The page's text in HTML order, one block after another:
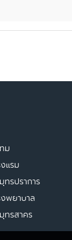
ม
แรม
ทรปราการ
งพยาบาล
ทรสาคร